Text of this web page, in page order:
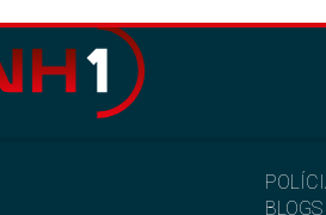
BLOGS